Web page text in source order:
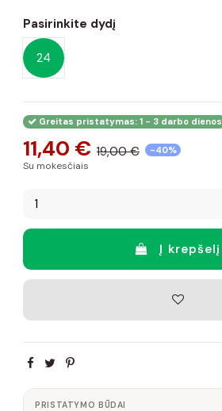
Pasirinkite dydį
24
Greitas pristatymas: 1 - 3 darbo dienos
11,40 € 19,00 € -40%
Su mokesčiais
Į krepšelį
PRISTATYMO BŪDAI